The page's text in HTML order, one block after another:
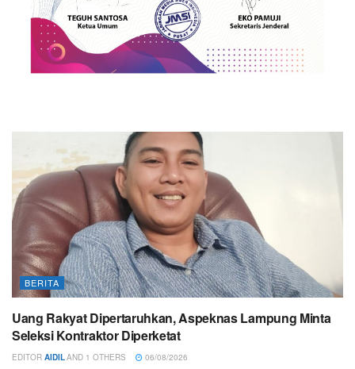
BERITA
Uang Rakyat Dipertaruhkan, Aspeknas Lampung Minta
Seleksi Kontraktor Diperketat
EDITOR AIDILAND 1 OTHERS 06/08/2026